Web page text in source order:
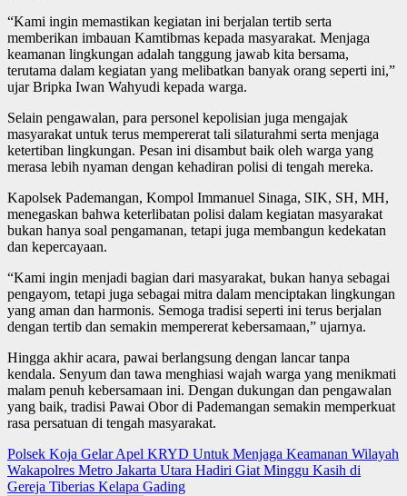
“Kami ingin memastikan kegiatan ini berjalan tertib serta
memberikan imbauan Kamtibmas kepada masyarakat. Menjaga
keamanan lingkungan adalah tanggung jawab kita bersama,
terutama dalam kegiatan yang melibatkan banyak orang seperti ini,”
ujar Bripka Iwan Wahyudi kepada warga.
Selain pengawalan, para personel kepolisian juga mengajak
masyarakat untuk terus mempererat tali silaturahmi serta menjaga
ketertiban lingkungan. Pesan ini disambut baik oleh warga yang
merasa lebih nyaman dengan kehadiran polisi di tengah mereka.
Kapolsek Pademangan, Kompol Immanuel Sinaga, SIK, SH, MH,
menegaskan bahwa keterlibatan polisi dalam kegiatan masyarakat
bukan hanya soal pengamanan, tetapi juga membangun kedekatan
dan kepercayaan.
“Kami ingin menjadi bagian dari masyarakat, bukan hanya sebagai
pengayom, tetapi juga sebagai mitra dalam menciptakan lingkungan
yang aman dan harmonis. Semoga tradisi seperti ini terus berjalan
dengan tertib dan semakin mempererat kebersamaan,” ujarnya.
Hingga akhir acara, pawai berlangsung dengan lancar tanpa
kendala. Senyum dan tawa menghiasi wajah warga yang menikmati
malam penuh kebersamaan ini. Dengan dukungan dan pengawalan
yang baik, tradisi Pawai Obor di Pademangan semakin memperkuat
rasa persatuan di tengah masyarakat.
Post
navigation
Polsek Koja Gelar Apel KRYD Untuk Menjaga Keamanan Wilayah
Wakapolres Metro Jakarta Utara Hadiri Giat Minggu Kasih di
Gereja Tiberias Kelapa Gading